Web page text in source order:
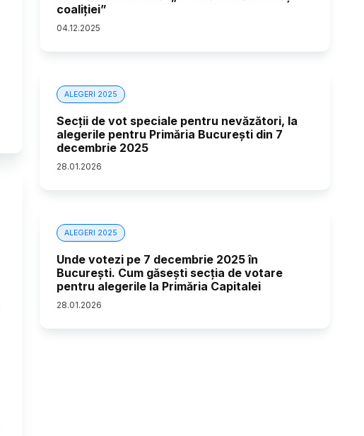
coaliției”
04.12.2025
ALEGERI 2025
Secții de vot speciale pentru nevăzători, la
alegerile pentru Primăria București din 7
decembrie 2025
28.01.2026
ALEGERI 2025
Unde votezi pe 7 decembrie 2025 în
București. Cum găsești secția de votare
pentru alegerile la Primăria Capitalei
28.01.2026